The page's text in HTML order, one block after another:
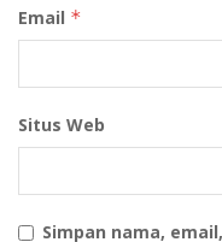
Email *
Situs Web
Simpan nama,